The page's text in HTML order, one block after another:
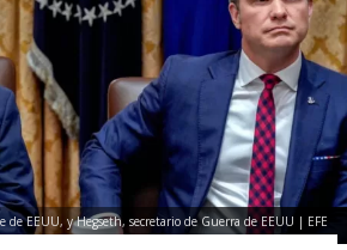
EEUU, y Hegseth, secretario de Guerra de EEUU | EFE